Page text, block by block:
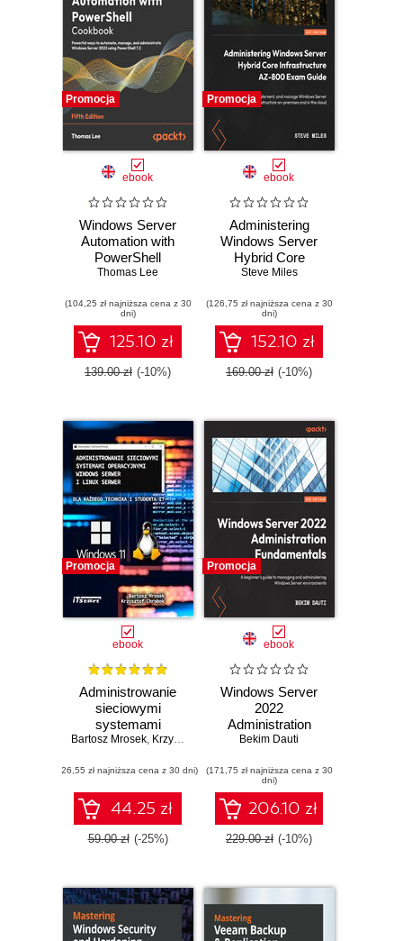
Promocja
ebook
Windows Server
Automation with
PowerShell
Cookbook.
automate, manage,
and administrate
Windows Server
2022 using
PowerShell 7.2 -
Thomas Lee
(104,25 zł najniższa cena z 30
dni)
125.10 zł
139.00 zł (-10%)
Promocja
ebook
Administering
Windows Server
Hybrid Core
Infrastructure AZ-
Design, implement,
and manage
Windows Server
core infrastructure
on-premises and in
Steve Miles
(126,75 zł najniższa cena z 30
dni)
152.10 zł
169.00 zł (-10%)
Promocja
ebook
Administrowanie
sieciowymi
systemami
operacyjnymi
Linux Serwer
Bartosz Mrosek, Krzysztof Chrobok
(26,55 zł najniższa cena z 30 dni)
44.25 zł
59.00 zł (-25%)
Promocja
ebook
Windows Server
2022
Administration
Fundamentals. A
managing and
administering
Windows Server
environments -
Third Edition
Bekim Dauti
(171,75 zł najniższa cena z 30
dni)
206.10 zł
229.00 zł (-10%)